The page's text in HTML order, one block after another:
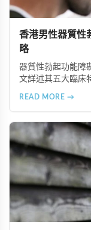
香港男性器質性
略
器質性勃起功能障
文詳述其五大臨床
READ MORE →